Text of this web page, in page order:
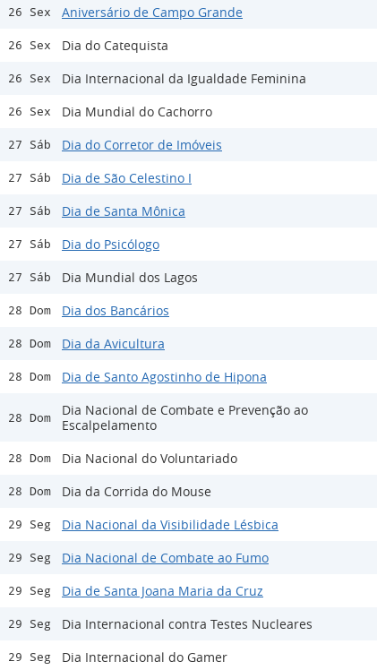
26 Sex Aniversário de Campo Grande
26 Sex Dia do Catequista
26 Sex Dia Internacional da Igualdade Feminina
26 Sex Dia Mundial do Cachorro
27 Sáb Dia do Corretor de Imóveis
27 Sáb Dia de São Celestino I
27 Sáb Dia de Santa Mônica
27 Sáb Dia do Psicólogo
27 Sáb Dia Mundial dos Lagos
28 Dom Dia dos Bancários
28 Dom Dia da Avicultura
28 Dom Dia de Santo Agostinho de Hipona
28 Dom
Dia Nacional de Combate e Prevenção ao
Escalpelamento
28 Dom Dia Nacional do Voluntariado
28 Dom Dia da Corrida do Mouse
29 Seg Dia Nacional da Visibilidade Lésbica
29 Seg Dia Nacional de Combate ao Fumo
29 Seg Dia de Santa Joana Maria da Cruz
29 Seg Dia Internacional contra Testes Nucleares
29 Seg Dia Internacional do Gamer